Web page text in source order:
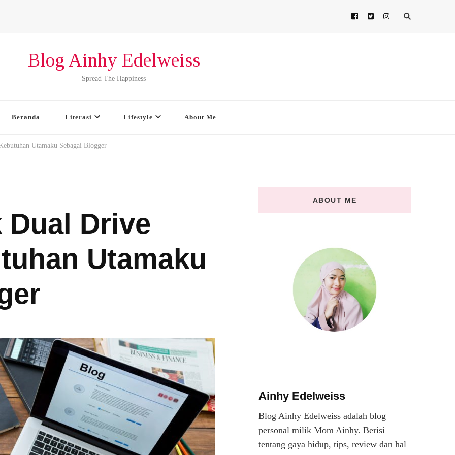
Blog Ainhy Edelweiss
Spread The Happiness
Beranda Literasi Lifestyle About Me
Utamaku Sebagai Blogger
Dual Drive
Utamaku
ABOUT ME
Ainhy Edelweiss
Blog Ainhy Edelweiss adalah blog
personal milik Mom Ainhy. Berisi
tentang gaya hidup, tips, review dan hal